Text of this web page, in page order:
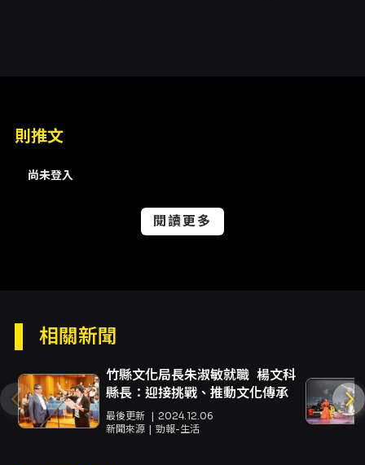
單通知能收到，建議結帳填寫的聯絡用電子郵件
或視為垃圾郵件，造成無法收到訂單成立通知
KKTIX 退換票規定辦理（頁面提供相關連結與說
明）。 聯絡與更多資訊： - 主辦／場地：
Comedy Plus 卡米地＋（卡米地 Live
注意事項： - 依頁面說明，本節目採用 KKTIX 指
定之退換票機制：消費者請求退換票之時限為演
出日前 10 日（不含演出日）；退票需酌收票面金
額 10% 手續費，並限於活動 10 日前辦理（不含
活動當日）。全家取票因購買當日即可取票則不
適用該退換票時限規範，詳情請參閱 KKTIX 退換
票規定頁面。 - 開演前 30 分鐘入場；請依票券
則推文
尚未登入
閱讀更多
相關新聞
竹縣文化局長朱淑敏就職 楊文科
縣長：迎接挑戰、推動文化傳承
最後更新
2024.12.06
新聞來源
勁報-生活